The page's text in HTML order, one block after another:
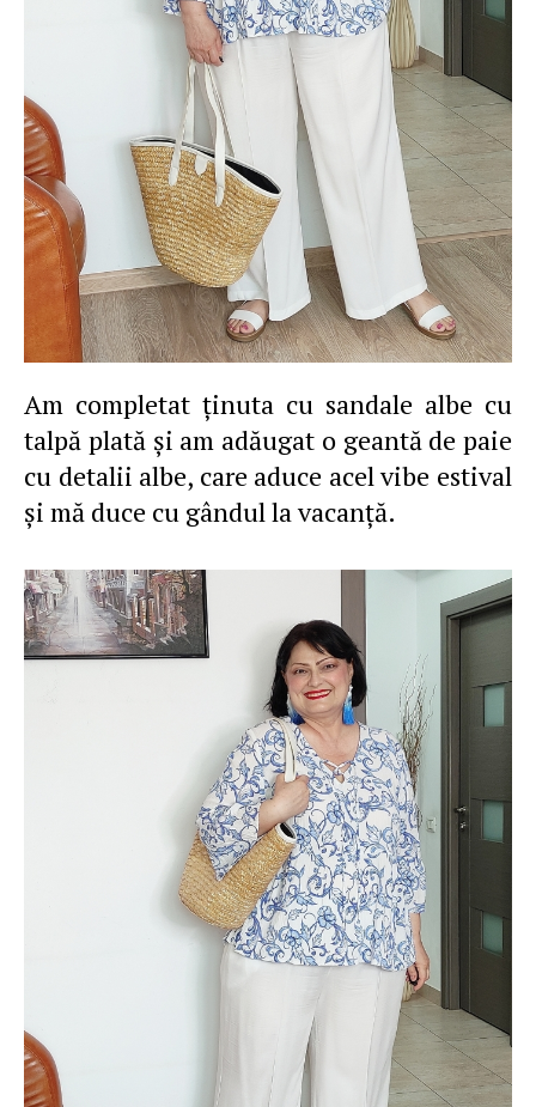
Am completat ţinuta cu sandale albe cu
talpă plată şi am adăugat o geantă de paie
cu detalii albe, care aduce acel vibe estival
și mă duce cu gândul la vacanţă.